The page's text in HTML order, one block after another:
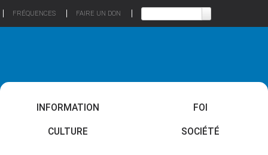
FRÉQUENCES FAIRE UN DON
INFORMATION FOI
CULTURE SOCIÉTÉ